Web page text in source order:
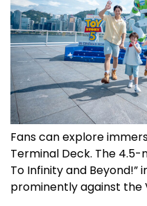
Fans can explore
Terminal Deck. The
To Infinity and Beyond!”
prominently against the